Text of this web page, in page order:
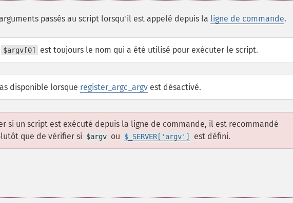
passés au script lorsqu'il est appelé depuis la ligne de commande.
$argv[0] est toujours le nom qui a été utilisé pour exécuter le script.
disponible lorsque register_argc_argv est désactivé.
si un script est exécuté depuis la ligne de commande, il est recommandé
que de vérifier si $argv ou $_SERVER['argv'] est défini.